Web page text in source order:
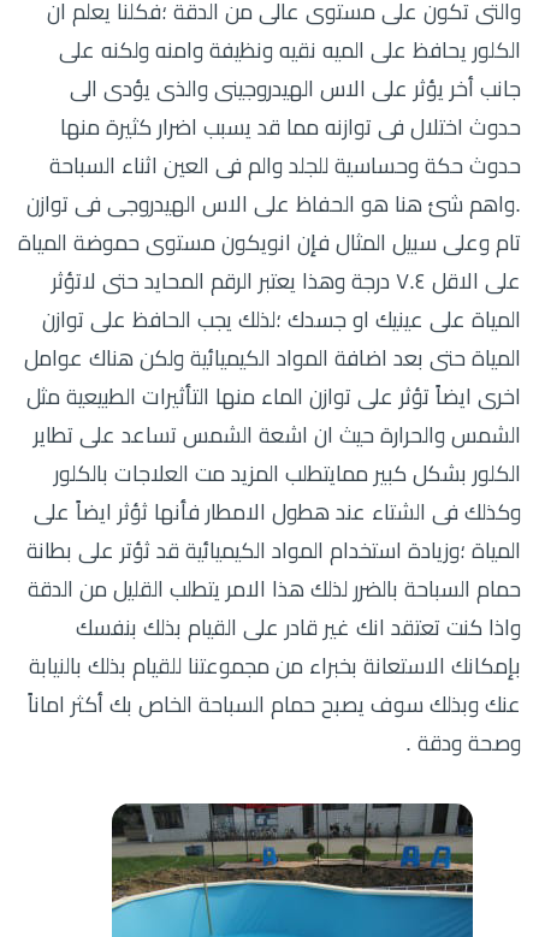
والتى تكون على مستوى عالى من الدقة ؛فكلنا يعلم ان
الكلور يحافظ على الميه نقيه ونظيفة وامنه ولكنه على
جانب أخر يؤثر على الاس الهيدروجينى والذى يؤدى الى
حدوث اختلال فى توازنه مما قد يسبب اضرار كثيرة منها
حدوث حكة وحساسية للجلد والم فى العين اثناء السباحة
.واهم شئ هنا هو الحفاظ على الاس الهيدروجى فى توازن
تام وعلى سبيل المثال فإن انويكون مستوى حموضة المياة
على الاقل ٧.٤ درجة وهذا يعتبر الرقم المحايد حتى لاتؤثر
المياة على عينيك او جسدك ؛لذلك يجب الحافظ على توازن
المياة حتى بعد اضافة المواد الكيميائية ولكن هناك عوامل
اخرى ايضاً تؤثر على توازن الماء منها التأثيرات الطبيعية مثل
الشمس والحرارة حيث ان اشعة الشمس تساعد على تطاير
الكلور بشكل كبير ممايتطلب المزيد مت العلاجات بالكلور
وكذلك فى الشتاء عند هطول الامطار فأنها ثؤثر ايضاً على
المياة ؛وزيادة استخدام المواد الكيميائية قد ثؤتر على بطانة
حمام السباحة بالضرر لذلك هذا الامر يتطلب القليل من الدقة
واذا كنت تعتقد انك غير قادر على القيام بذلك بنفسك
بإمكانك الاستعانة بخبراء من مجموعتنا للقيام بذلك بالنيابة
عنك وبذلك سوف يصبح حمام السباحة الخاص بك أكثر اماناً
وصحة ودقة .